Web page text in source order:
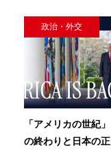
政治・外交
「アメリカの世紀」
の終わりと日本の正